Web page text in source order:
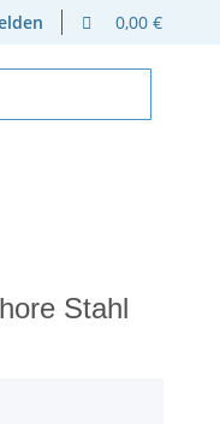
0,00 €
Stahl